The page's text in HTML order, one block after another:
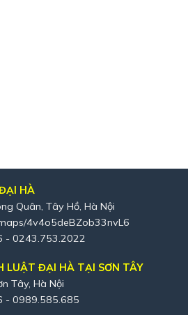
HÀ
Quân, Tây Hồ, Hà Nội
4v4o5deBZob33nvL6
- 0243.753.2022
LUẬT ĐẠI HÀ TẠI SƠN TÂY
Tây, Hà Nội
- 0989.585.685